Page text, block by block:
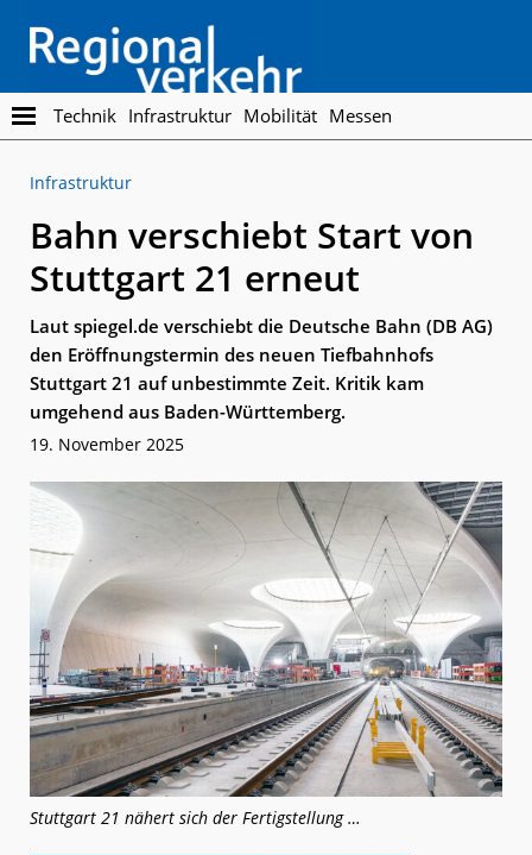
main
content
footer
Regionalverkehr
Die
Fachzeitschrift
den
Personennahverkehr
Technik Infrastruktur Mobilität Messen
Infrastruktur
Bahn verschiebt Start von
Stuttgart 21 erneut
Laut spiegel.de verschiebt die Deutsche Bahn (DB AG)
den Eröffnungstermin des neuen Tiefbahnhofs
Stuttgart 21 auf unbestimmte Zeit. Kritik kam
umgehend aus Baden-Württemberg.
19. November 2025
Stuttgart 21 nähert sich der Fertigstellung …